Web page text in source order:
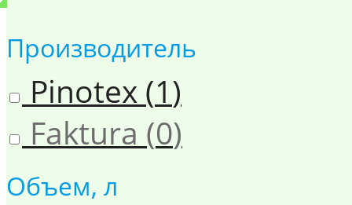
Производитель
Pinotex (1)
Faktura (0)
Объем, л